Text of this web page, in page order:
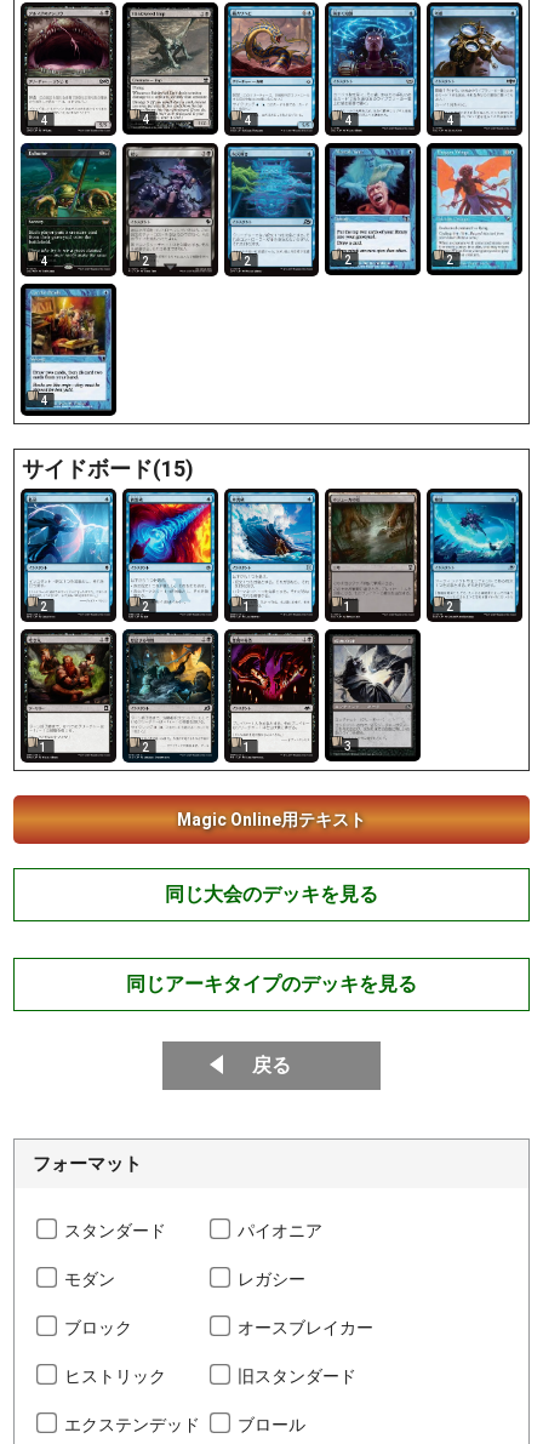
4 4 4 4 4
4 2 2 2 2
4
サイドボード(15)
2 2 1 1 2
1 2 1 3
Magic Online用テキスト
同じ大会のデッキを見る
同じアーキタイプのデッキを見る
戻る
フォーマット
スタンダード パイオニア
モダン レガシー
ブロック オースブレイカー
ヒストリック 旧スタンダード
エクステンデッド ブロール